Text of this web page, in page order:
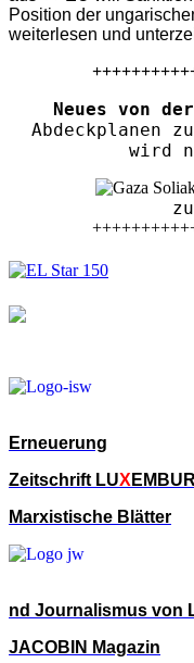
Position der
weiterlesen und
Neues von
Abdeckplanen
wird
Erneuerung
Zeitschrift LUX
Marxistische Blätter
nd Journalismus von
JACOBIN Magazin